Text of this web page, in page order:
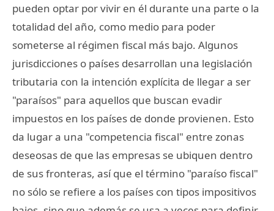
pueden optar por vivir en él durante una parte o la
totalidad del año, como medio para poder
someterse al régimen fiscal más bajo. Algunos
jurisdicciones o países desarrollan una legislación
tributaria con la intención explícita de llegar a ser
"paraísos" para aquellos que buscan evadir
impuestos en los países de donde provienen. Esto
da lugar a una "competencia fiscal" entre zonas
deseosas de que las empresas se ubiquen dentro
de sus fronteras, así que el término "paraíso fiscal"
no sólo se refiere a los países con tipos impositivos